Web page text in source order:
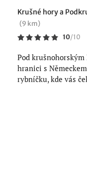
Krušné hory a
(9 km)
10/10
Pod
hranici s
rybníčku, kde vás